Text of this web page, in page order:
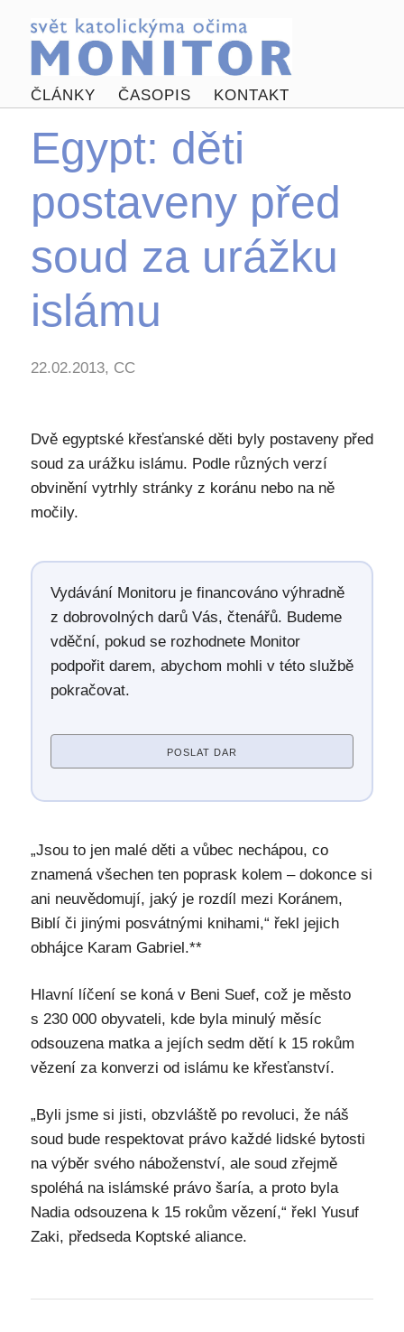
ČLÁNKY ČASOPIS KONTAKT
Egypt: děti
postaveny před
soud za urážku
islámu
22.02.2013, CC
Dvě egyptské křesťanské děti byly postaveny před
soud za urážku islámu. Podle různých verzí
obvinění vytrhly stránky z koránu nebo na ně
močily.
Vydávání Monitoru je financováno výhradně
z dobrovolných darů Vás, čtenářů. Budeme
vděční, pokud se rozhodnete Monitor
podpořit darem, abychom mohli v této službě
pokračovat.
POSLAT DAR
„Jsou to jen malé děti a vůbec nechápou, co
znamená všechen ten poprask kolem – dokonce si
ani neuvědomují, jaký je rozdíl mezi Koránem,
Biblí či jinými posvátnými knihami,“ řekl jejich
obhájce Karam Gabriel.**
Hlavní líčení se koná v Beni Suef, což je město
s 230 000 obyvateli, kde byla minulý měsíc
odsouzena matka a jejích sedm dětí k 15 rokům
vězení za konverzi od islámu ke křesťanství.
„Byli jsme si jisti, obzvláště po revoluci, že náš
soud bude respektovat právo každé lidské bytosti
na výběr svého náboženství, ale soud zřejmě
spoléhá na islámské právo šaría, a proto byla
Nadia odsouzena k 15 rokům vězení,“ řekl Yusuf
Zaki, předseda Koptské aliance.